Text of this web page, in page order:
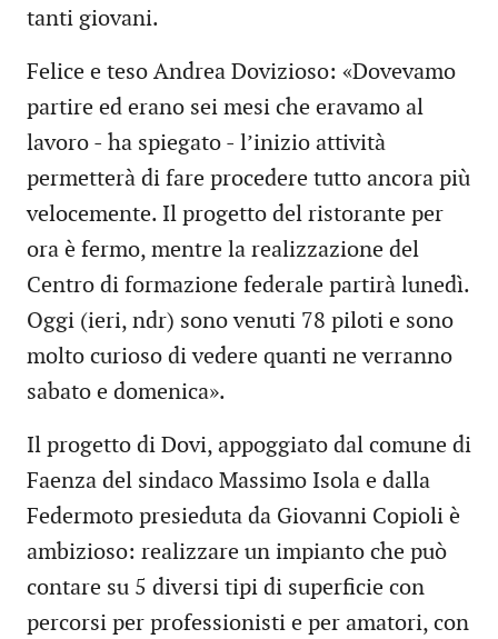
tanti giovani.
Felice e teso Andrea Dovizioso: «Dovevamo
partire ed erano sei mesi che eravamo al
lavoro - ha spiegato - l’inizio attività
permetterà di fare procedere tutto ancora più
velocemente. Il progetto del ristorante per
ora è fermo, mentre la realizzazione del
Centro di formazione federale partirà lunedì.
Oggi (ieri, ndr) sono venuti 78 piloti e sono
molto curioso di vedere quanti ne verranno
sabato e domenica».
Il progetto di Dovi, appoggiato dal comune di
Faenza del sindaco Massimo Isola e dalla
Federmoto presieduta da Giovanni Copioli è
ambizioso: realizzare un impianto che può
contare su 5 diversi tipi di superficie con
percorsi per professionisti e per amatori, con